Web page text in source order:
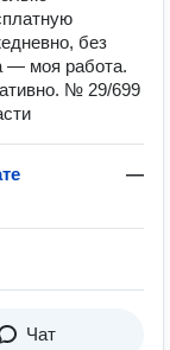
без
— моя работа.
№ 29/699
—
Чат